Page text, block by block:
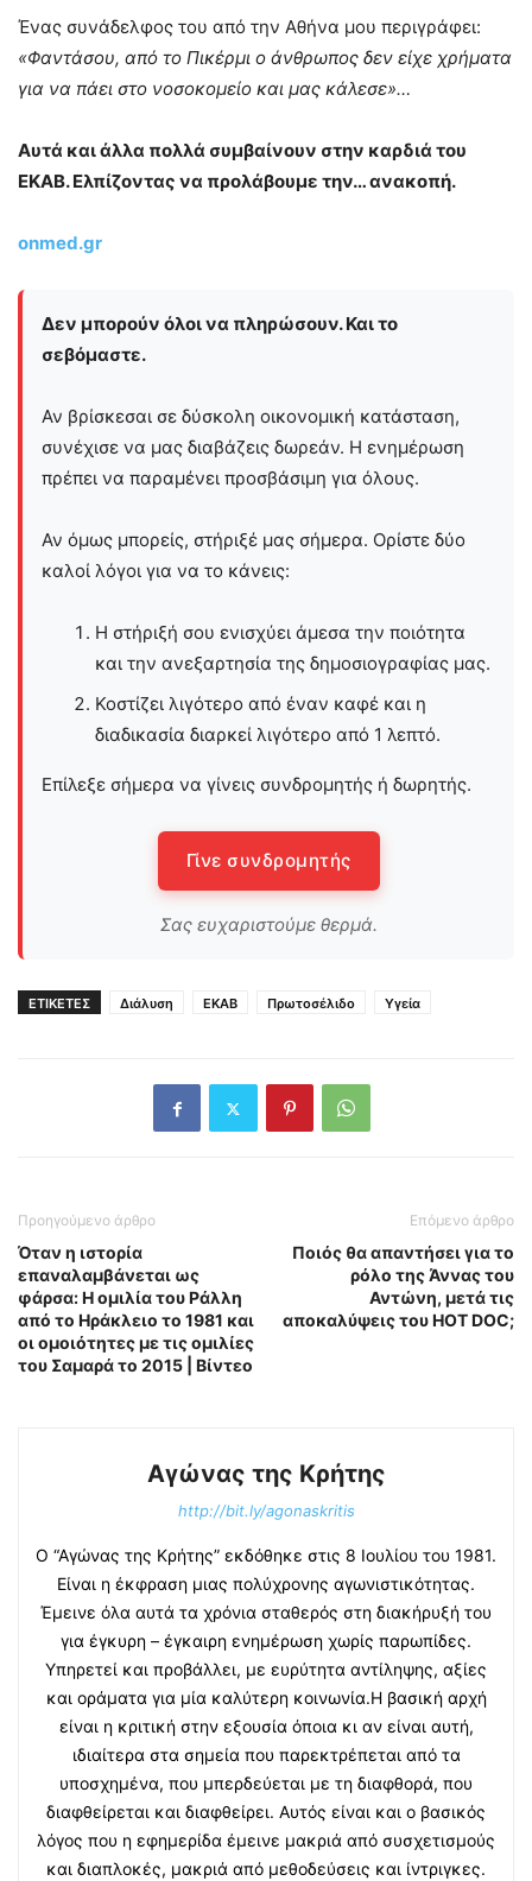
Ένας συνάδελφος του από την Αθήνα μου περιγράφει:
«Φαντάσου, από το Πικέρμι ο άνθρωπος δεν είχε χρήματα
για να πάει στο νοσοκομείο και μας κάλεσε»…
Αυτά και άλλα πολλά συμβαίνουν στην καρδιά του
ΕΚΑΒ. Ελπίζοντας να προλάβουμε την… ανακοπή.
onmed.gr
Δεν μπορούν όλοι να πληρώσουν. Και το
σεβόμαστε.
Αν βρίσκεσαι σε δύσκολη οικονομική κατάσταση,
συνέχισε να μας διαβάζεις δωρεάν. Η ενημέρωση
πρέπει να παραμένει προσβάσιμη για όλους.
Αν όμως μπορείς, στήριξέ μας σήμερα. Ορίστε δύο
καλοί λόγοι για να το κάνεις:
Η στήριξή σου ενισχύει άμεσα την ποιότητα
και την ανεξαρτησία της δημοσιογραφίας μας.
Κοστίζει λιγότερο από έναν καφέ και η
διαδικασία διαρκεί λιγότερο από 1 λεπτό.
Επίλεξε σήμερα να γίνεις συνδρομητής ή δωρητής.
Γίνε συνδρομητής
Σας ευχαριστούμε θερμά.
ΕΤΙΚΕΤΕΣ Διάλυση ΕΚΑΒ Πρωτοσέλιδο Υγεία
Προηγούμενο άρθρο
Όταν η ιστορία
επαναλαμβάνεται ως
φάρσα: Η ομιλία του Ράλλη
από το Ηράκλειο το 1981 και
οι ομοιότητες με τις ομιλίες
του Σαμαρά το 2015 | Βίντεο
Επόμενο άρθρο
Ποιός θα απαντήσει για το
ρόλο της Άννας του
Αντώνη, μετά τις
αποκαλύψεις του HOT DOC;
Αγώνας της Κρήτης
http://bit.ly/agonaskritis
Ο “Αγώνας της Κρήτης” εκδόθηκε στις 8 Ιουλίου του 1981.
Είναι η έκφραση μιας πολύχρονης αγωνιστικότητας.
Έμεινε όλα αυτά τα χρόνια σταθερός στη διακήρυξή του
για έγκυρη – έγκαιρη ενημέρωση χωρίς παρωπίδες.
Υπηρετεί και προβάλλει, με ευρύτητα αντίληψης, αξίες
και οράματα για μία καλύτερη κοινωνία.Η βασική αρχή
είναι η κριτική στην εξουσία όποια κι αν είναι αυτή,
ιδιαίτερα στα σημεία που παρεκτρέπεται από τα
υποσχημένα, που μπερδεύεται με τη διαφθορά, που
διαφθείρεται και διαφθείρει. Αυτός είναι και ο βασικός
λόγος που η εφημερίδα έμεινε μακριά από συσχετισμούς
και διαπλοκές, μακριά από μεθοδεύσεις και ίντριγκες.